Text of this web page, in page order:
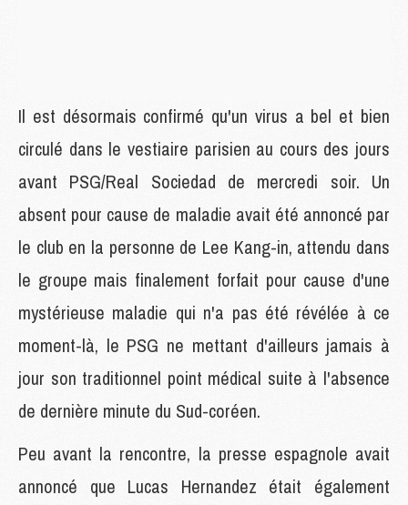
Il est désormais confirmé qu'un virus a bel et bien
circulé dans le vestiaire parisien au cours des jours
avant PSG/Real Sociedad de mercredi soir. Un
absent pour cause de maladie avait été annoncé par
le club en la personne de Lee Kang-in, attendu dans
le groupe mais finalement forfait pour cause d'une
mystérieuse maladie qui n'a pas été révélée à ce
moment-là, le PSG ne mettant d'ailleurs jamais à
jour son traditionnel point médical suite à l'absence
de dernière minute du Sud-coréen.
Peu avant la rencontre, la presse espagnole avait
annoncé que Lucas Hernandez était également